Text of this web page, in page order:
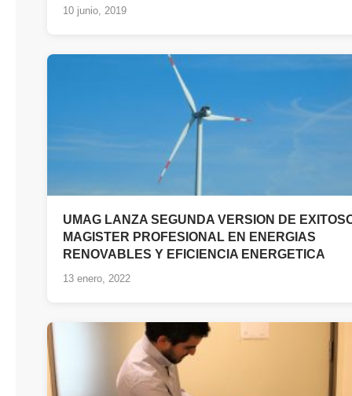
10 junio, 2019
UMAG LANZA SEGUNDA VERSION DE
MAGISTER PROFESIONAL EN ENERGIAS
RENOVABLES Y EFICIENCIA ENERGETICA
13 enero, 2022